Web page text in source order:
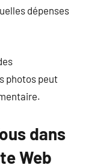
dépenses
photos peut
dans
Web